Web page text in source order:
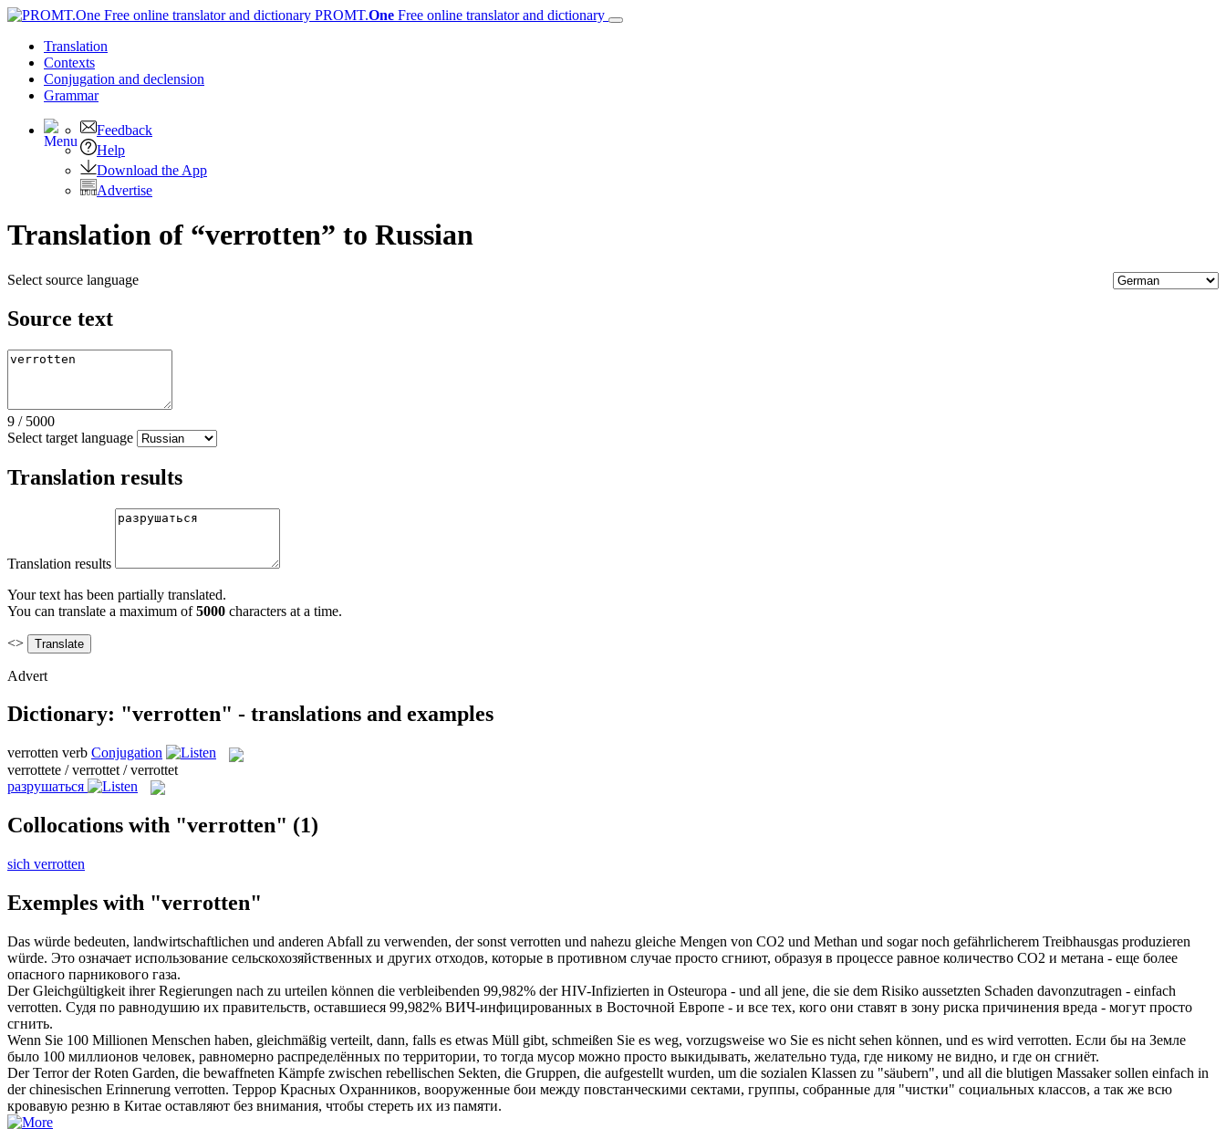
PROMT.One Free online translator and dictionary
Translation
Contexts
Conjugation and declension
Grammar
Feedback
Help
Download the App
Advertise
Translation of “verrotten” to Russian
Select source language
Source text
9 / 5000
Select target language
Translation results
Translation results
Your text has been partially translated.
You can translate a maximum of5000 characters at a time.
<>
Advert
Dictionary: "verrotten" - translations and examples
verrotten verb Conjugation
verrottete / verrottet / verrottet
разрушаться
Collocations with "verrotten" (1)
sich verrotten
Exemples with "verrotten"
Das würde bedeuten, landwirtschaftlichen und anderen Abfall zu verwenden, der sonst verrotten und nahezu gleiche Mengen von CO2 und Methan und sogar noch gefährlicherem Treibhausgas produzieren
würde. Это означает использование сельскохозяйственных и других отходов, которые в противном случае просто сгниют, образуя в процессе равное количество CO2 и метана - еще более
опасного парникового газа.
Der Gleichgültigkeit ihrer Regierungen nach zu urteilen können die verbleibenden 99,982% der HIV-Infizierten in Osteuropa - und all jene, die sie dem Risiko aussetzten Schaden davonzutragen - einfach
verrotten. Судя по равнодушию их правительств, оставшиеся 99,982% ВИЧ-инфицированных в Восточной Европе - и все тех, кого они ставят в зону риска причинения вреда - могут просто
сгнить.
Wenn Sie 100 Millionen Menschen haben, gleichmäßig verteilt, dann, falls es etwas Müll gibt, schmeißen Sie es weg, vorzugsweise wo Sie es nicht sehen können, und es wird verrotten. Если бы на Земле
было 100 миллионов человек, равномерно распределённых по территории, то тогда мусор можно просто выкидывать, желательно туда, где никому не видно, и где он сгниёт.
Der Terror der Roten Garden, die bewaffneten Kämpfe zwischen rebellischen Sekten, die Gruppen, die aufgestellt wurden, um die sozialen Klassen zu "säubern", und all die blutigen Massaker sollen einfach in
der chinesischen Erinnerung verrotten. Террор Красных Охранников, вооруженные бои между повстанческими сектами, группы, собранные для "чистки" социальных классов, а так же всю
кровавую резню в Китае оставляют без внимания, чтобы стереть их из памяти.